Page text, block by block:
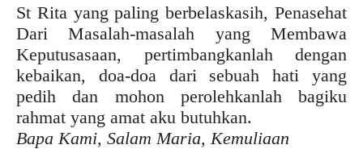
St Rita yang paling berbelaskasih, Penasehat
Dari Masalah-masalah yang Membawa
Keputusasaan, pertimbangkanlah dengan
kebaikan, doa-doa dari sebuah hati yang
pedih dan mohon perolehkanlah bagiku
rahmat yang amat aku butuhkan.
Bapa Kami, Salam Maria, Kemuliaan